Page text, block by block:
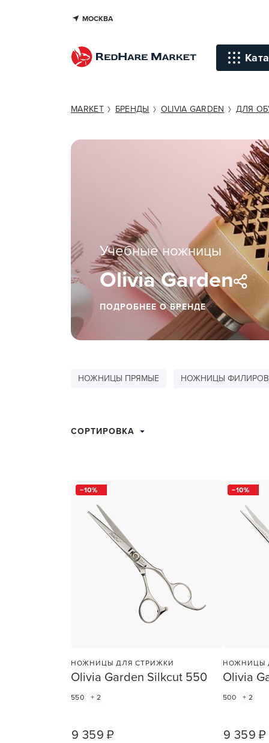
МОСКВА
Уход
ухода
Для
MARKET БРЕНДЫ OLIVIA GARDEN ДЛЯ
Olivia Garden
Учебные ножницы
ПОДРОБНЕЕ О БРЕНДЕ
НОЖНИЦЫ ПРЯМЫЕ НОЖНИЦЫ
СОРТИРОВКА
10
НОЖНИЦЫ ДЛЯ СТРИЖКИ
Olivia Garden Silkcut 550
550 + 2
9 359 ₽
10
НОЖНИЦЫ
Olivia
500 + 2
9 359 ₽